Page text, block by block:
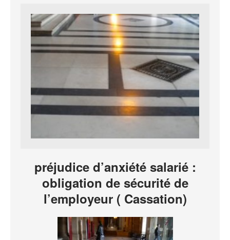
préjudice d’anxiété salarié :
obligation de sécurité de
l’employeur ( Cassation)